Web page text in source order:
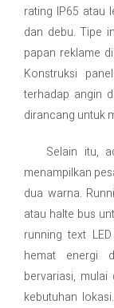
rating IP65 atau
dan debu. Tipe
papan reklame
Konstruksi
terhadap angin
dirancang untuk
Selain itu,
menampilkan
dua warna.
atau halte bus
running text
hemat energi
bervariasi,
kebutuhan